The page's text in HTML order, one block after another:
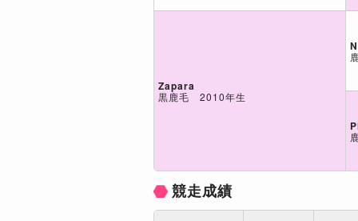
Zapara
黒鹿毛 2010年生
競走成績